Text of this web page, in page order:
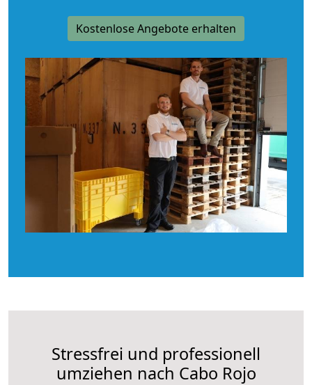
Kostenlose Angebote erhalten
Stressfrei und professionell
umziehen nach Cabo Rojo